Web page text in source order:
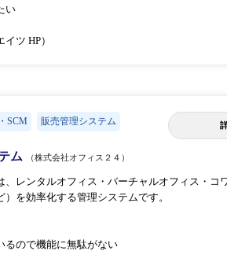
い
ツ HP）
SCM 販売管理システム
ム （株式会社オフィス２４）
、レンタルオフィス・バーチャルオフィス・
を効率化する管理システムです。
るので機能に無駄がない